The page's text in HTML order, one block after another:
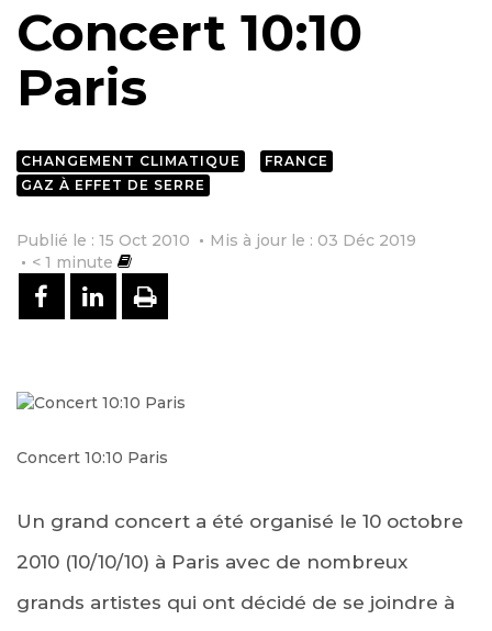
Concert 10:10
Paris
CHANGEMENT CLIMATIQUE
FRANCE
GAZ À EFFET DE SERRE
Publié le : 15 Oct 2010
Mis à jour le : 03 Déc 2019
< 1 minute
PARTAGER SUR FACEBOOK
PARTAGER SUR LINKEDIN
IMPRIMER
Concert 10:10 Paris
Un grand concert a été organisé le 10 octobre
2010 (10/10/10) à Paris avec de nombreux
grands artistes qui ont décidé de se joindre à